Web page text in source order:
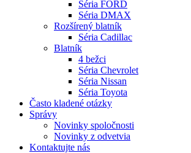
Séria FORD
Séria DMAX
Rozšírený blatník
Séria Cadillac
Blatník
4 bežci
Séria Chevrolet
Séria Nissan
Séria Toyota
Často kladené otázky
Správy
Novinky spoločnosti
Novinky z odvetvia
Kontaktujte nás